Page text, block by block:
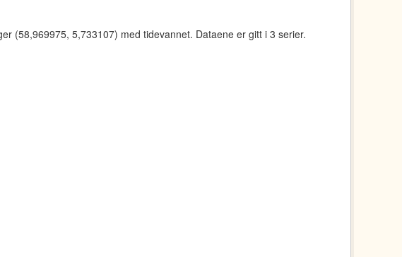
(58,969975, 5,733107) med tidevannet. Dataene er gitt i 3 serier.